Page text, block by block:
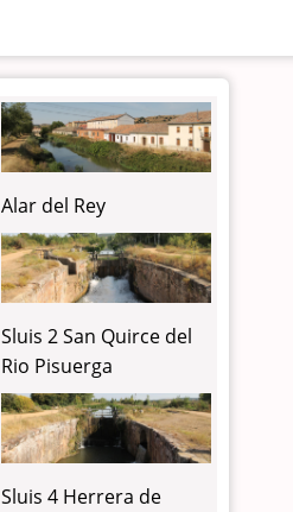
Alar del Rey
Sluis 2 San Quirce del
Rio Pisuerga
Sluis 4 Herrera de